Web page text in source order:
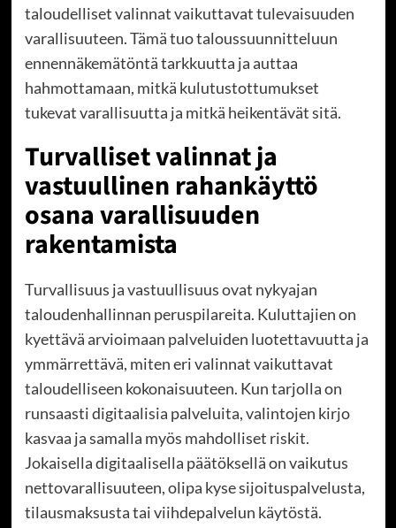
taloudelliset valinnat vaikuttavat tulevaisuuden
varallisuuteen. Tämä tuo taloussuunnitteluun
ennennäkemätöntä tarkkuutta ja auttaa
hahmottamaan, mitkä kulutustottumukset
tukevat varallisuutta ja mitkä heikentävät sitä.
Turvalliset valinnat ja
vastuullinen rahankäyttö
osana varallisuuden
rakentamista
Turvallisuus ja vastuullisuus ovat nykyajan
taloudenhallinnan peruspilareita. Kuluttajien on
kyettävä arvioimaan palveluiden luotettavuutta ja
ymmärrettävä, miten eri valinnat vaikuttavat
taloudelliseen kokonaisuuteen. Kun tarjolla on
runsaasti digitaalisia palveluita, valintojen kirjo
kasvaa ja samalla myös mahdolliset riskit.
Jokaisella digitaalisella päätöksellä on vaikutus
nettovarallisuuteen, olipa kyse sijoituspalvelusta,
tilausmaksusta tai viihdepalvelun käytöstä.